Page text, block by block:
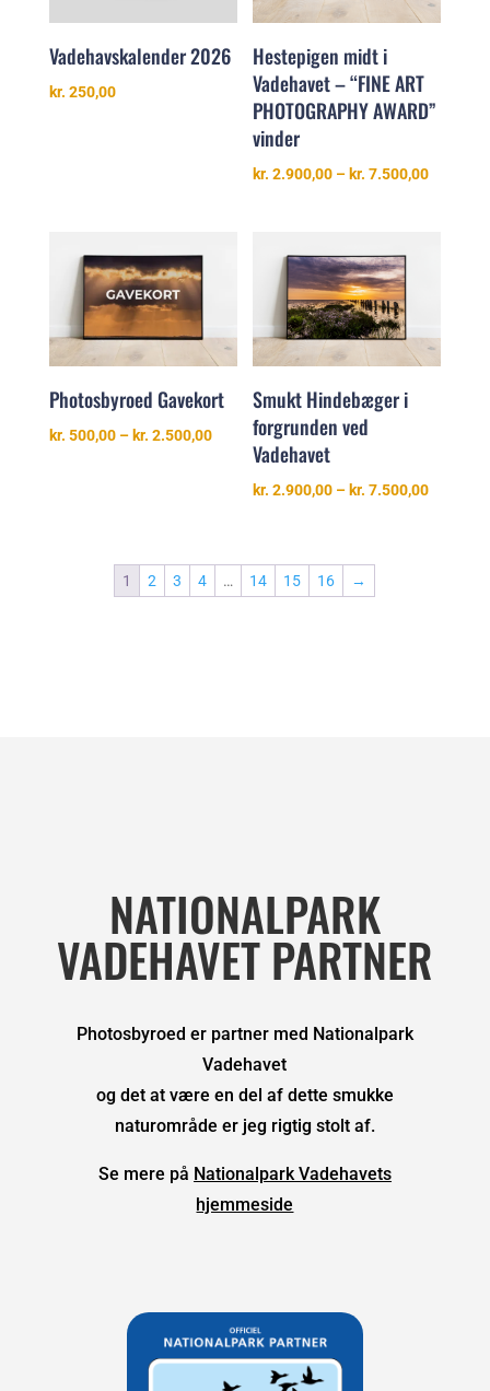
Vadehavskalender 2026
kr. 250,00
Hestepigen midt i
Vadehavet – “FINE ART
PHOTOGRAPHY AWARD”
vinder
kr. 2.900,00 – kr. 7.500,00
Photosbyroed Gavekort
kr. 500,00 – kr. 2.500,00Prisinterval:
kr. 500,00
Smukt Hindebæger i
forgrunden ved
Vadehavet
kr. 2.900,00 – kr. 7.500,00
1
2 3 4 … 14 15 16 →
NATIONALPARK
VADEHAVET PARTNER
Photosbyroed er partner med Nationalpark
Vadehavet
og det at være en del af dette smukke
naturområde er jeg rigtig stolt af.
Se mere på Nationalpark Vadehavets
hjemmeside